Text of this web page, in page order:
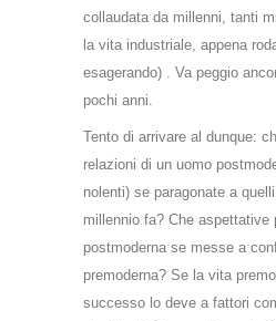
collaudata da millenni, tanti
la vita industriale, appena
esagerando) . Va peggio
pochi anni.
Tento di arrivare al dunque:
relazioni di un uomo
nolenti) se paragonate a
millennio fa? Che aspettative
postmoderna se messe a
premoderna? Se la vita
successo lo deve a fattori